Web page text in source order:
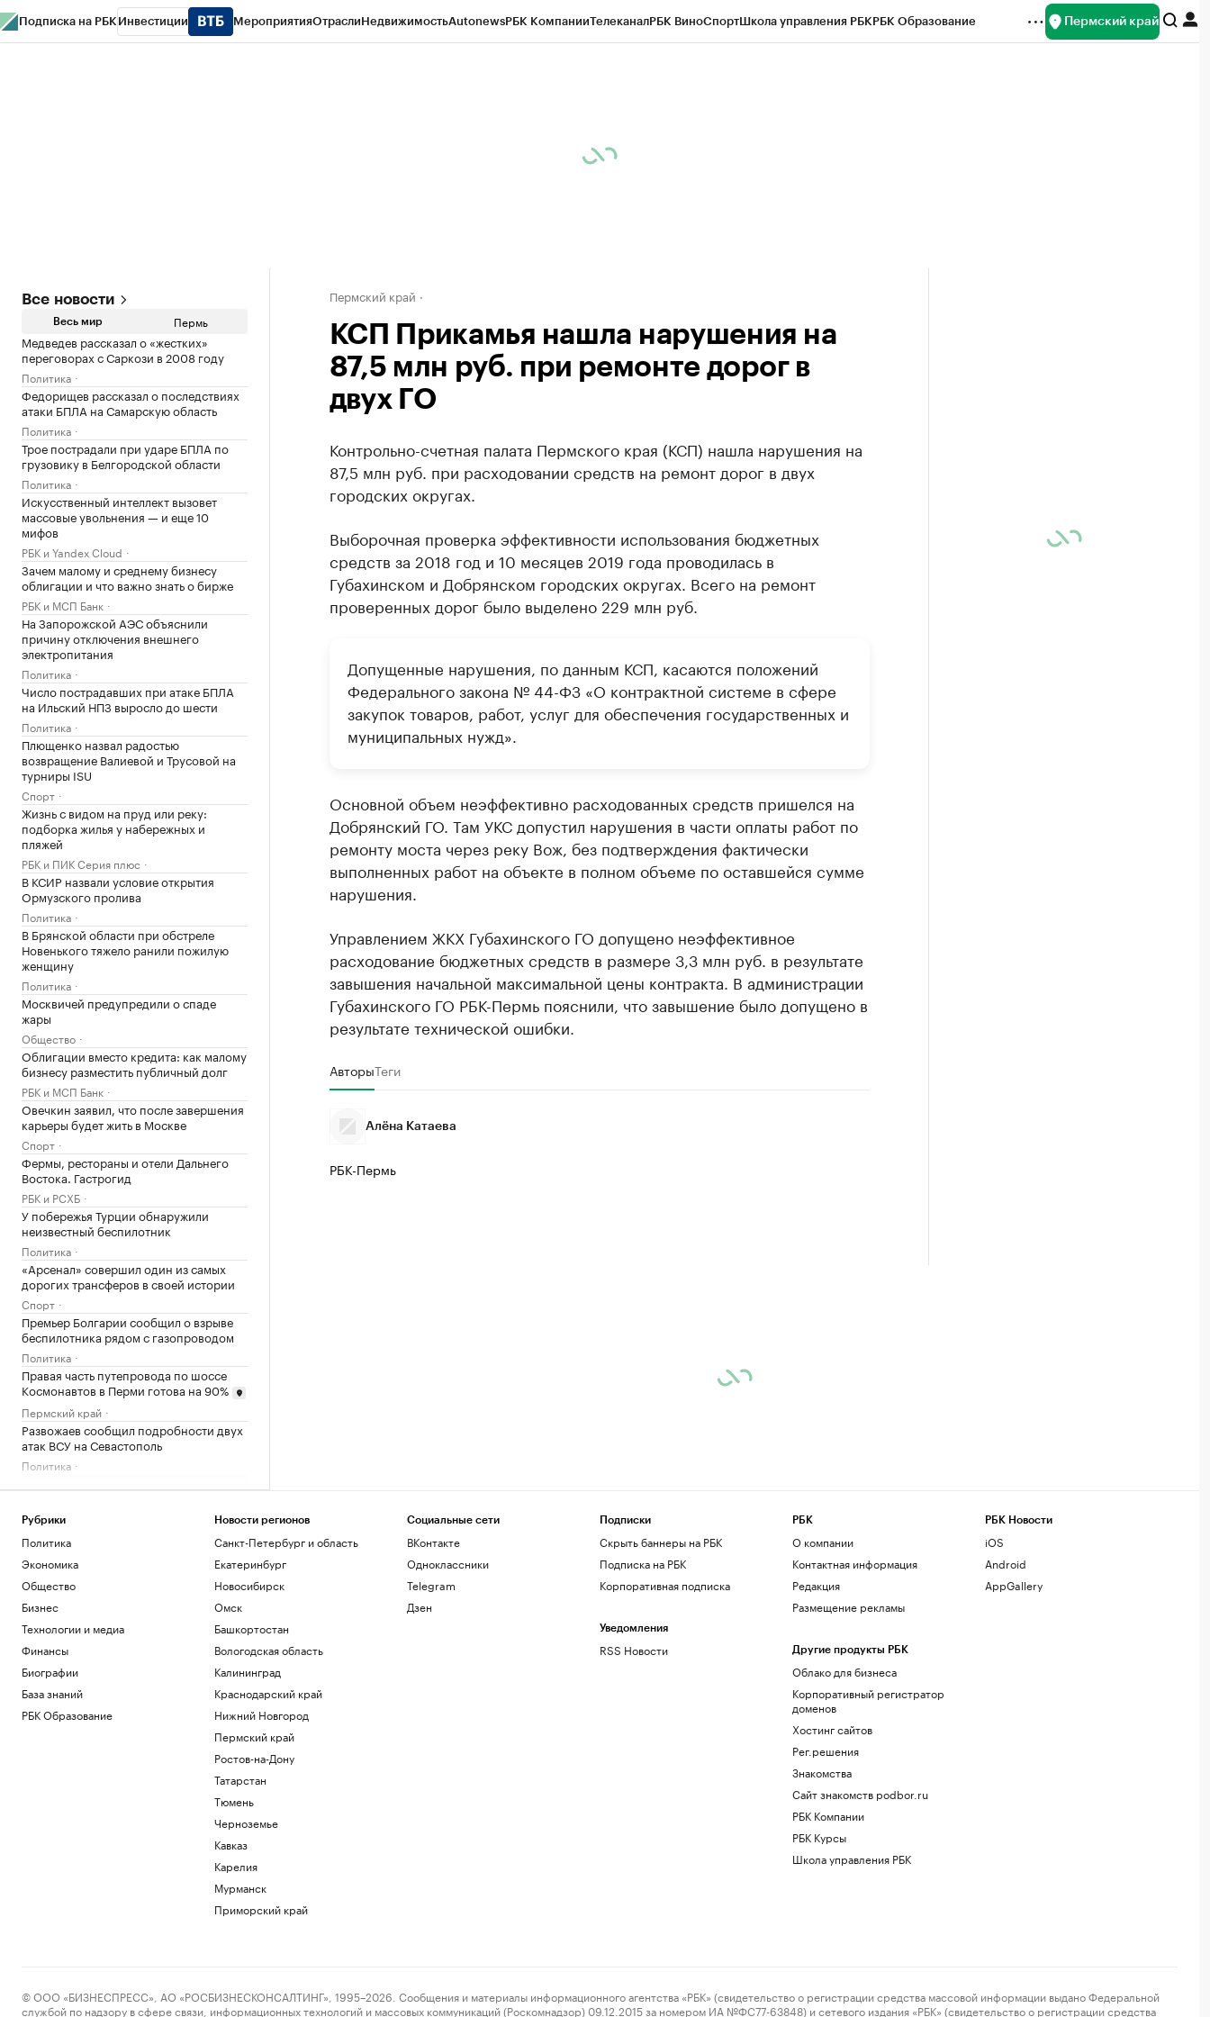
Подписка на РБК Инвестиции МероприятияОтраслиНедвижимостьAutonewsРБК КомпанииТелеканалРБК ВиноСпортШкола управления РБКРБК Образование Пермский край
Все новости
Весь мир Пермь
Медведев рассказал о «жестких»
переговорах с Саркози в 2008 году
Политика
Федорищев рассказал о последствиях
атаки БПЛА на Самарскую область
Политика
Трое пострадали при ударе БПЛА по
грузовику в Белгородской области
Политика
Искусственный интеллект вызовет
массовые увольнения — и еще 10
мифов
РБК и Yandex Cloud
Зачем малому и среднему бизнесу
облигации и что важно знать о бирже
РБК и МСП Банк
На Запорожской АЭС объяснили
причину отключения внешнего
электропитания
Политика
Число пострадавших при атаке БПЛА
на Ильский НПЗ выросло до шести
Политика
Плющенко назвал радостью
возвращение Валиевой и Трусовой на
турниры ISU
Спорт
Жизнь с видом на пруд или реку:
подборка жилья у набережных и
пляжей
РБК и ПИК Серия плюс
В КСИР назвали условие открытия
Ормузского пролива
Политика
В Брянской области при обстреле
Новенького тяжело ранили пожилую
женщину
Политика
Москвичей предупредили о спаде
жары
Общество
Облигации вместо кредита: как малому
бизнесу разместить публичный долг
РБК и МСП Банк
Овечкин заявил, что после завершения
карьеры будет жить в Москве
Спорт
Фермы, рестораны и отели Дальнего
Востока. Гастрогид
РБК и РСХБ
У побережья Турции обнаружили
неизвестный беспилотник
Политика
«Арсенал» совершил один из самых
дорогих трансферов в своей истории
Спорт
Премьер Болгарии сообщил о взрыве
беспилотника рядом с газопроводом
Политика
Правая часть путепровода по шоссе
Космонавтов в Перми готова на 90%
Пермский край
Развожаев сообщил подробности двух
атак ВСУ на Севастополь
Политика
Пермский край
КСП Прикамья нашла нарушения на
87,5 млн руб. при ремонте дорог в
двух ГО
Контрольно-счетная палата Пермского края (КСП) нашла нарушения на
87,5 млн руб. при расходовании средств на ремонт дорог в двух
городских округах.
Выборочная проверка эффективности использования бюджетных
средств за 2018 год и 10 месяцев 2019 года проводилась в
Губахинском и Добрянском городских округах. Всего на ремонт
проверенных дорог было выделено 229 млн руб.
Допущенные нарушения, по данным КСП, касаются положений
Федерального закона № 44-ФЗ «О контрактной системе в сфере
закупок товаров, работ, услуг для обеспечения государственных и
муниципальных нужд».
Основной объем неэффективно расходованных средств пришелся на
Добрянский ГО. Там УКС допустил нарушения в части оплаты работ по
ремонту моста через реку Вож, без подтверждения фактически
выполненных работ на объекте в полном объеме по оставшейся сумме
нарушения.
Управлением ЖКХ Губахинского ГО допущено неэффективное
расходование бюджетных средств в размере 3,3 млн руб. в результате
завышения начальной максимальной цены контракта. В администрации
Губахинского ГО РБК-Пермь пояснили, что завышение было допущено в
результате технической ошибки.
АвторыТеги
Алёна Катаева
РБК-Пермь
Рубрики
Политика
Экономика
Общество
Бизнес
Технологии и медиа
Финансы
Биографии
База знаний
РБК Образование
Новости регионов
Санкт-Петербург и область
Екатеринбург
Новосибирск
Омск
Башкортостан
Вологодская область
Калининград
Краснодарский край
Нижний Новгород
Пермский край
Ростов-на-Дону
Татарстан
Тюмень
Черноземье
Кавказ
Карелия
Мурманск
Приморский край
Социальные сети
ВКонтакте
Одноклассники
Telegram
Дзен
Подписки
Скрыть баннеры на РБК
Подписка на РБК
Корпоративная подписка
Уведомления
RSS Новости
РБК
О компании
Контактная информация
Редакция
Размещение рекламы
Другие продукты РБК
Облако для бизнеса
Корпоративный регистратор
доменов
Хостинг сайтов
Рег.решения
Знакомства
Сайт знакомств podbor.ru
РБК Компании
РБК Курсы
Школа управления РБК
РБК Новости
iOS
Android
AppGallery
© ООО «БИЗНЕСПРЕСС», АО «РОСБИЗНЕСКОНСАЛТИНГ», 1995–2026. Сообщения и материалы информационного агентства «РБК» (свидетельство о регистрации средства массовой информации выдано Федеральной
службой по надзору в сфере связи, информационных технологий и массовых коммуникаций (Роскомнадзор) 09.12.2015 за номером ИА №ФС77-63848) и сетевого издания «РБК» (свидетельство о регистрации средства